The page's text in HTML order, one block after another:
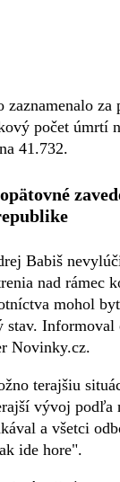
zaznamenalo
počet úmrtí
41.732.
Babiš
nad rámec
mohol
stav.
Novinky.cz.
terajšiu
vývoj podľa
a všetci
ide hore".